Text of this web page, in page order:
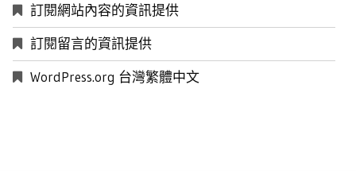
訂閱網站內容的資訊提供
訂閱留言的資訊提供
WordPress.org 台灣繁體中文